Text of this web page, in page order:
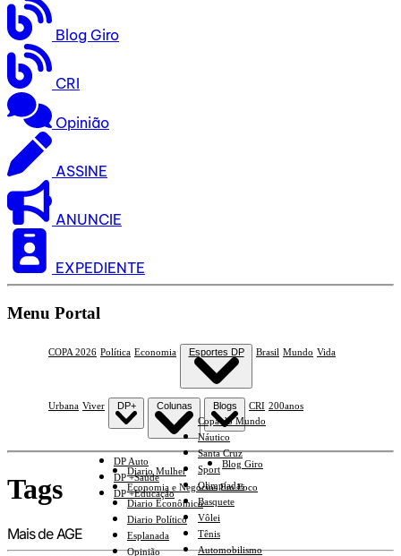
Blog Giro
CRI
Opinião
ASSINE
ANUNCIE
EXPEDIENTE
Menu Portal
COPA 2026 Política Economia Esportes DP
Copa do Mundo
Náutico
Santa Cruz
Sport
Olimpíadas
Basquete
Vôlei
Tênis
Automobilismo
Brasil Mundo Vida
Urbana Viver DP+
DP Auto
DP +Saúde
DP +Educação
Colunas
Diario Mulher
Economia e Negócios Em Foco
Diario Econômico
Diario Político
Esplanada
Opinião
Blogs
Blog Giro
CRI 200anos
Tags
Mais de AGE